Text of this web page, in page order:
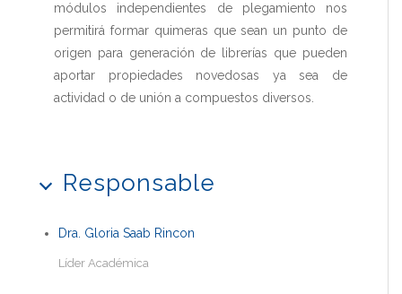
módulos independientes de plegamiento nos
permitirá formar quimeras que sean un punto de
origen para generación de librerías que pueden
aportar propiedades novedosas ya sea de
actividad o de unión a compuestos diversos.
Responsable
Dra. Gloria Saab Rincon
Líder Académica